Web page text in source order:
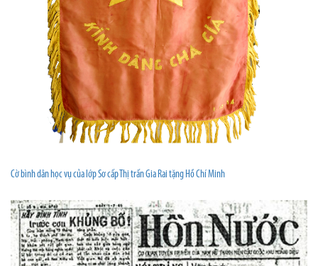
Cờ bình dân học vụ của lớp Sơ cấp Thị trấn Gia Rai tặng Hồ Chí Minh